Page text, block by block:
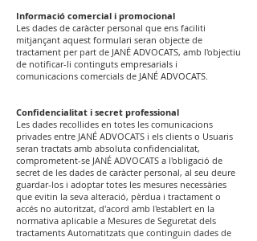
Informació comercial i promocional
Les dades de caràcter personal que ens faciliti
mitjançant aquest formulari seran objecte de
tractament per part de JANÉ ADVOCATS, amb l'objectiu
de notificar-li continguts empresarials i
comunicacions comercials de JANÉ ADVOCATS.
Confidencialitat i secret professional
Les dades recollides en totes les comunicacions
privades entre JANÉ ADVOCATS i els clients o Usuaris
seran tractats amb absoluta confidencialitat,
comprometent-se JANÉ ADVOCATS a l'obligació de
secret de les dades de caràcter personal, al seu deure
guardar-los i adoptar totes les mesures necessàries
que evitin la seva alteració, pèrdua i tractament o
accés no autoritzat, d'acord amb l'establert en la
normativa aplicable a Mesures de Seguretat dels
tractaments Automatitzats que continguin dades de